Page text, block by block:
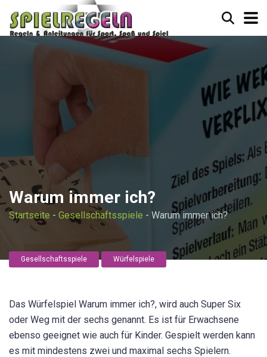
Warum immer ich?
Startseite - Gesellschaftsspiele - Warum immer ich?
Gesellschaftsspiele Würfelspiele
Das Würfelspiel Warum immer ich?, wird auch Super Six
oder Weg mit der sechs genannt. Es ist für Erwachsene
ebenso geeignet wie auch für Kinder. Gespielt werden kann
es mit mindestens zwei und maximal sechs Spielern.